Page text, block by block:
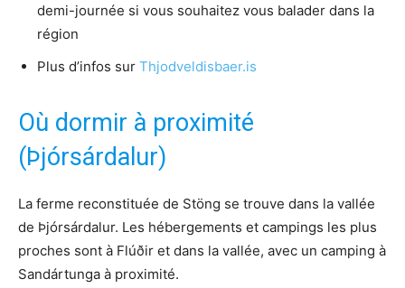
demi-journée si vous souhaitez vous balader dans la
région
Plus d’infos sur Thjodveldisbaer.is
Où dormir à proximité
(Þjórsárdalur)
La ferme reconstituée de Stöng se trouve dans la vallée
de Þjórsárdalur. Les hébergements et campings les plus
proches sont à Flúðir et dans la vallée, avec un camping à
Sandártunga à proximité.